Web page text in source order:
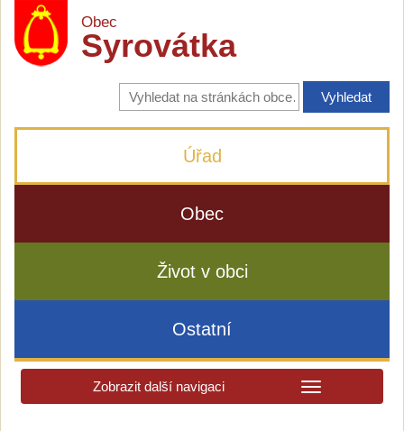
Obec
Syrovátka
Vyhledávání
na
stránkách
Úřad
Obec
Život v obci
Ostatní
Zobrazit další navigaci